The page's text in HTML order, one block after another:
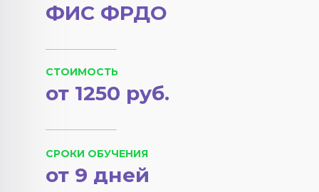
ФИС ФРДО
СРОКИ ОБУЧЕНИЯ
СТОИМОСТЬ
от 9 дней
от 1250 руб.